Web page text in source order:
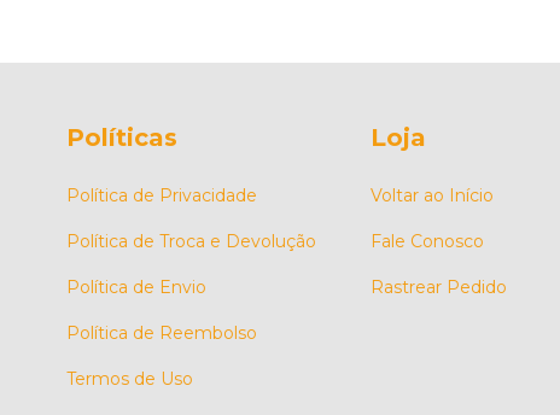
Políticas
Política de Privacidade
Política de Troca e Devolução
Política de Envio
Política de Reembolso
Termos de Uso
Loja
Voltar ao Início
Fale Conosco
Rastrear Pedido